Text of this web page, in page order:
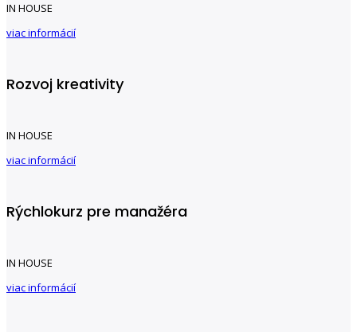
IN HOUSE
viac informácií
Rozvoj kreativity
IN HOUSE
viac informácií
Rýchlokurz pre manažéra
IN HOUSE
viac informácií